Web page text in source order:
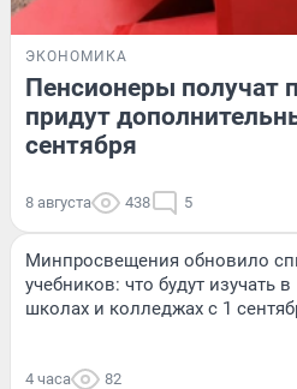
ЭКОНОМИКА
Пенсионеры получат
придут
сентября
8 августа 438 5
Минпросвещения обновило
учебников: что будут изучать в
школах и колледжах с 1
4 часа 82